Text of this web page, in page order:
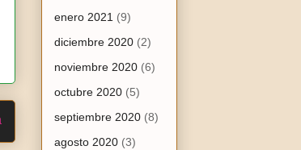
enero 2021 (9)
diciembre 2020 (2)
noviembre 2020 (6)
octubre 2020 (5)
septiembre 2020 (8)
agosto 2020 (3)